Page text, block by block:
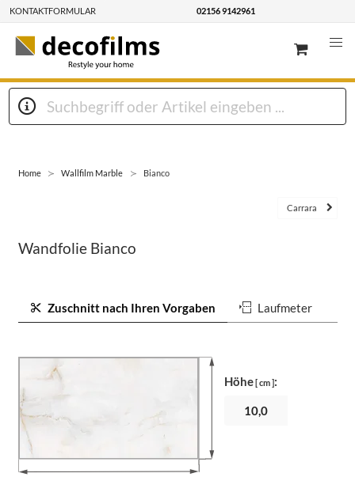
KONTAKTFORMULAR 02156 9142961
Home Wallfilm Marble Bianco
Carrara
Wandfolie Bianco
Zuschnitt nach Ihren Vorgaben Laufmeter
Höhe[ cm ]: